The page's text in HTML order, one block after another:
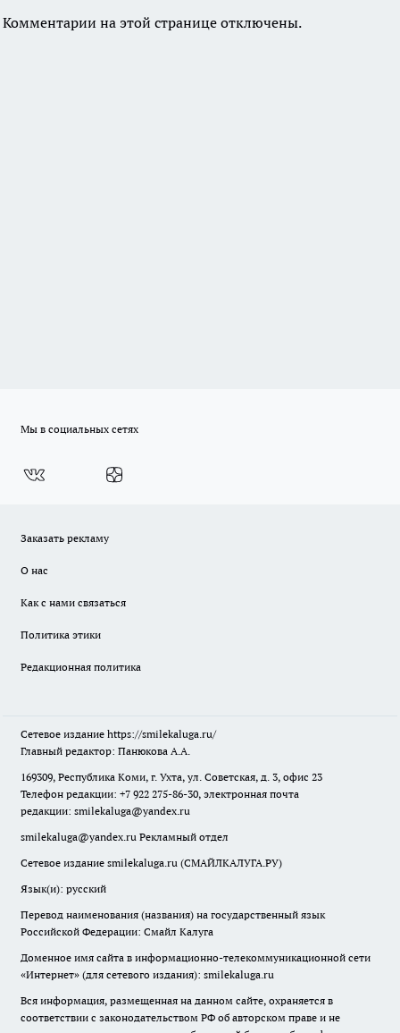
Комментарии на этой странице отключены.
Мы в социальных сетях
Заказать рекламу
О нас
Как с нами связаться
Политика этики
Редакционная политика
Сетевое издание https://smilekaluga.ru/
Главный редактор: Панюкова А.А.
169309, Республика Коми, г. Ухта, ул. Советская, д. 3, офис 23
Телефон редакции: +7 922 275-86-30, электронная почта
редакции: smilekaluga@yandex.ru
smilekaluga@yandex.ru Рекламный отдел
Сетевое издание smilekaluga.ru (СМАЙЛКАЛУГА.РУ)
Язык(и): русский
Перевод наименования (названия) на государственный язык
Российской Федерации: Смайл Калуга
Доменное имя сайта в информационно-телекоммуникационной сети
«Интернет» (для сетевого издания): smilekaluga.ru
Вся информация, размещенная на данном сайте, охраняется в
соответствии с законодательством РФ об авторском праве и не